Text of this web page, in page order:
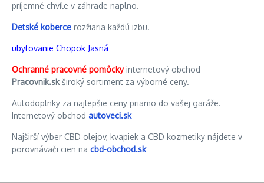
príjemné chvíle v záhrade naplno.
Detské koberce rozžiaria každú izbu.
ubytovanie Chopok Jasná
Ochranné pracovné pomôckyinternetový obchod
Pracovnik.skširoký sortiment za výborné ceny.
Autodoplnky za najlepšie ceny priamo do vašej garáže.
Internetový obchod autoveci.sk
Najširší výber CBD olejov, kvapiek a CBD kozmetiky nájdete v
porovnávači cien na cbd-obchod.sk